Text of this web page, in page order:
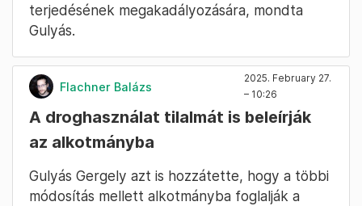
terjedésének megakadályozására, mondta
Gulyás.
Flachner Balázs
2025. February 27.
– 10:26
A droghasználat tilalmát is beleírják
az alkotmányba
Gulyás Gergely azt is hozzátette, hogy a többi
módosítás mellett alkotmányba foglalják a